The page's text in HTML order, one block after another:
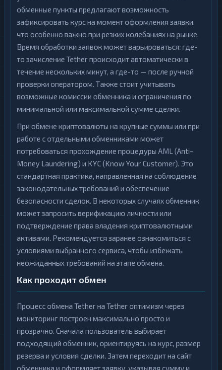
обменные пункты предлагают возможность
зафиксировать курс на момент оформления заявки,
что особенно важно при резких колебаниях на рынке.
Время обработки заявок может варьироваться: где-
то зачисление Tether происходит автоматически в
течение нескольких минут, а где-то — после ручной
проверки оператором. Также стоит учитывать
возможные комиссии обменника и ограничения по
минимальной или максимальной сумме сделки.
При обмене криптовалюты на крупные суммы или при
работе с отдельными обменниками может
потребоваться прохождение процедуры AML (Anti-
Money Laundering) и KYC (Know Your Customer). Это
стандартная практика, направленная на соблюдение
законодательных требований и обеспечение
безопасности сделок. В некоторых случаях обменник
может запросить верификацию личности или
подтверждение права владения криптовалютными
активами. Рекомендуется заранее ознакомиться с
условиями выбранного сервиса, чтобы избежать
неожиданных требований на этапе обмена.
Как проходит обмен
Процесс обмена Tether на Tether оптимизм через
мониторинг построен максимально просто и
прозрачно. Сначала пользователь выбирает
подходящий обменник, ориентируясь на курс, размер
резерва и условия сделки. Затем переходит на сайт
обменника и оформляет заявку, указывая сумму и